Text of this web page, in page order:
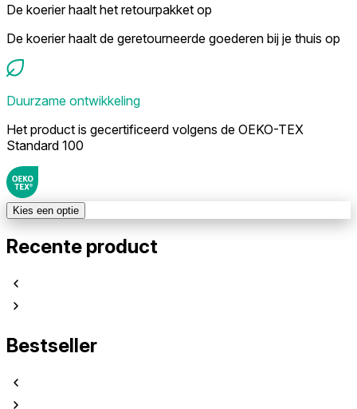
De koerier haalt het retourpakket op
De koerier haalt de geretourneerde goederen bij je thuis op
Duurzame ontwikkeling
Het product is gecertificeerd volgens de OEKO-TEX
Standard 100
Kies een optie
Recente product
Bestseller